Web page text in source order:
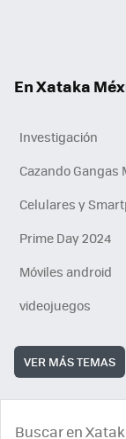
En Xataka
Investigación
Cazando Gangas
Celulares y
Prime Day 2024
Móviles android
videojuegos
VER MÁS TEMAS